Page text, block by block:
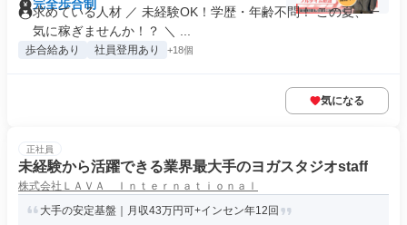
完全歩合制
求めている人材 ／ 未経験OK！学歴・年齢不問！ この夏、一
気に稼ぎませんか！？ ＼ ...
歩合給あり 社員登用あり +18個
気になる
正社員
未経験から活躍できる業界最大手のヨガスタジオstaff
株式会社ＬＡＶＡ Ｉｎｔｅｒｎａｔｉｏｎａｌ
大手の安定基盤｜月収43万円可+インセン年12回